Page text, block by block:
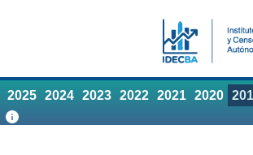
2025 2024 2023 2022 2021 2020